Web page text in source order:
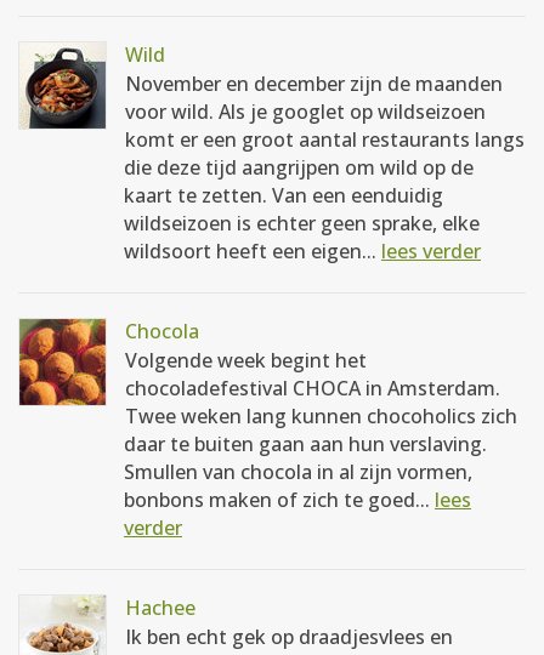
Wild
November en december zijn de maanden
voor wild. Als je googlet op wildseizoen
komt er een groot aantal restaurants langs
die deze tijd aangrijpen om wild op de
kaart te zetten. Van een eenduidig
wildseizoen is echter geen sprake, elke
wildsoort heeft een eigen... lees verder
Chocola
Volgende week begint het
chocoladefestival CHOCA in Amsterdam.
Twee weken lang kunnen chocoholics zich
daar te buiten gaan aan hun verslaving.
Smullen van chocola in al zijn vormen,
bonbons maken of zich te goed... lees
verder
Hachee
Ik ben echt gek op draadjesvlees en